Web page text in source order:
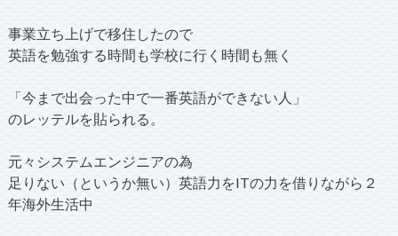
事業立ち上げで移住したので
英語を勉強する時間も学校に行く時間も無く
「今まで出会った中で一番英語ができない人」
のレッテルを貼られる。
元々システムエンジニアの為
足りない（というか無い）英語力をITの力を借りながら２
年海外生活中